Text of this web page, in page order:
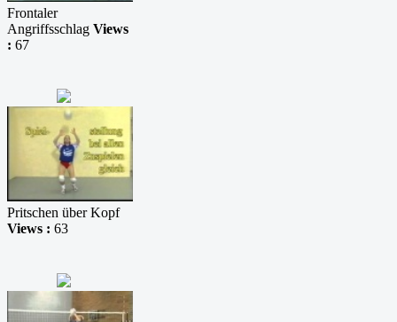
Frontaler
Angriffsschlag Views
: 67
Pritschen über Kopf
Views : 63